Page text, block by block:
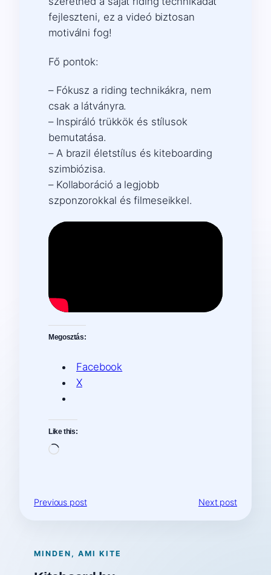
fejleszteni, ez a videó biztosan
motiválni fog!
Fő pontok:
– Fókusz a riding technikákra, nem
csak a látványra.
– Inspiráló trükkök és stílusok
bemutatása.
– A brazil életstílus és kiteboarding
szimbiózisa.
– Kollaboráció a legjobb
szponzorokkal és filmeseikkel.
Megosztás:
Facebook
X
Like this:
Loading…
Previous post Next post
MINDEN, AMI KITE